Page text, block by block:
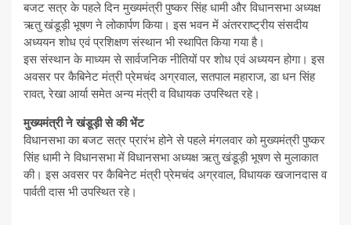
बजट सत्र के पहले दिन मुख्यमंत्री पुष्कर सिंह धामी और विधानसभा अध्यक्ष
ऋतु खंडूड़ी भूषण ने लोकार्पण किया। इस भवन में अंतरराष्ट्रीय संसदीय
अध्ययन शोध एवं प्रशिक्षण संस्थान भी स्थापित किया गया है।
इस संस्थान के माध्यम से सार्वजनिक नीतियों पर शोध एवं अध्ययन होगा। इस
अवसर पर कैबिनेट मंत्री प्रेमचंद अग्रवाल, सतपाल महाराज, डा धन सिंह
रावत, रेखा आर्या समेत अन्य मंत्री व विधायक उपस्थित रहे।
मुख्यमंत्री ने खंडूड़ी से की भेंट
विधानसभा का बजट सत्र प्रारंभ होने से पहले मंगलवार को मुख्यमंत्री पुष्कर
सिंह धामी ने विधानसभा में विधानसभा अध्यक्ष ऋतु खंडूड़ी भूषण से मुलाकात
की। इस अवसर पर कैबिनेट मंत्री प्रेमचंद अग्रवाल, विधायक खजानदास व
पार्वती दास भी उपस्थित रहे।